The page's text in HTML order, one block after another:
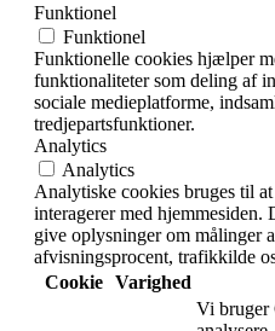
Funktionel
Funktionel
Funktionelle cookies hjælper
funktionaliteter som deling af
sociale medieplatforme,
tredjepartsfunktioner.
Analytics
Analytics
Analytiske cookies bruges til
interagerer med
give oplysninger om målinger
afvisningsprocent, trafikkilde
Cookie Varighed
Vi bruger